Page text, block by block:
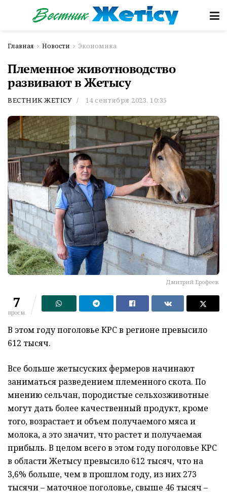
Главная Новости Экономика
Племенное животноводство
развивают в Жетысу
ВЕСТНИК ЖЕТІСУ 14 сентября 2023, 10:35
Дмитрий Ерофеев.
7
просм.
В этом году поголовье КРС в регионе превысило
612 тысяч.
Все больше жетысуских фермеров начинают
заниматься разведением племенного скота. По
мнению сельчан, породистые сельхозживотные
могут дать более качественный продукт, кроме
того, возрастает и объем получаемого мяса и
молока, а это значит, что растет и получаемая
прибыль. В целом всего в этом году поголовье КРС
в области Жетысу превысило 612 тысяч, что на
3,6% больше, чем в прошлом году, из них 273
тысячи – маточное поголовье, свыше 46 тысяч –